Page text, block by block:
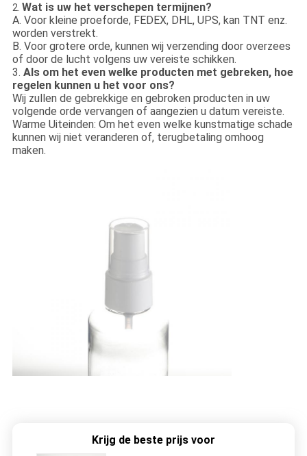
2. Wat is uw het verschepen termijnen?
A. Voor kleine proeforde, FEDEX, DHL, UPS, kan TNT enz.
worden verstrekt.
B. Voor grotere orde, kunnen wij verzending door overzees
of door de lucht volgens uw vereiste schikken.
3. Als om het even welke producten met gebreken, hoe
regelen kunnen u het voor ons?
Wij zullen de gebrekkige en gebroken producten in uw
volgende orde vervangen of aangezien u datum vereiste.
Warme Uiteinden: Om het even welke kunstmatige schade
kunnen wij niet veranderen of, terugbetaling omhoog
maken.
Krijg de beste prijs voor